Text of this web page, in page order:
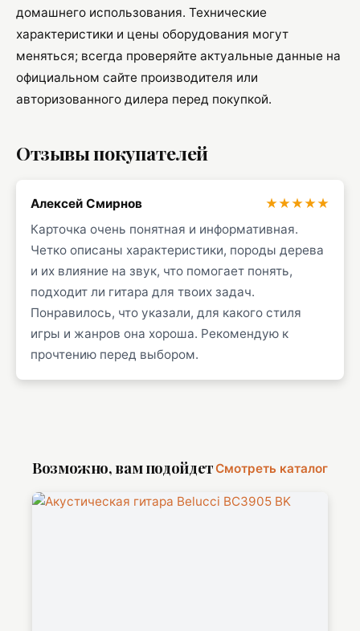
домашнего использования. Технические
характеристики и цены оборудования могут
меняться; всегда проверяйте актуальные данные на
официальном сайте производителя или
авторизованного дилера перед покупкой.
Отзывы покупателей
Алексей Смирнов
★★★★★
Карточка очень понятная и информативная.
Четко описаны характеристики, породы дерева
и их влияние на звук, что помогает понять,
подходит ли гитара для твоих задач.
Понравилось, что указали, для какого стиля
игры и жанров она хороша. Рекомендую к
прочтению перед выбором.
Возможно, вам подойдетСмотреть каталог